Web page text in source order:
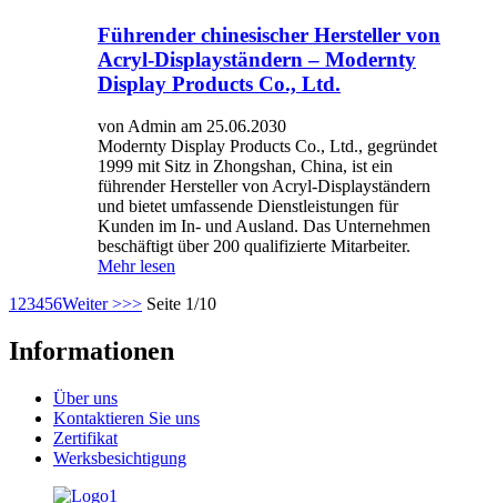
Führender chinesischer Hersteller von
Acryl-Displayständern – Modernty
Display Products Co., Ltd.
von Admin am 25.06.2030
Modernty Display Products Co., Ltd., gegründet
1999 mit Sitz in Zhongshan, China, ist ein
führender Hersteller von Acryl-Displayständern
und bietet umfassende Dienstleistungen für
Kunden im In- und Ausland. Das Unternehmen
beschäftigt über 200 qualifizierte Mitarbeiter.
Mehr lesen
1 23456Weiter >>> Seite 1/10
Informationen
Über uns
Kontaktieren Sie uns
Zertifikat
Werksbesichtigung